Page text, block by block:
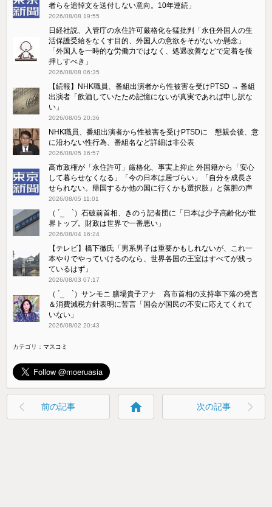
者らを追悼文を送付しない意向。10年連続」
2026/08/08 19:55
日経社説、入管庁の永住許可厳格化を猛批判「永住外国人の生
活保護受給をなくす目的、外国人の意欲をそがないか懸念」
「外国人を一時的な労働力ではなく、処遇改善などで定着を後
押しすべき」
2026/08/08 06:35
【続報】NHK職員、番組出演者から性被害を受けPTSD → 番組
出演者「飲酒していたため記憶にないが真実であれば申し訳な
い」
2026/08/05 20:36
NHK職員、番組出演者から性被害を受けPTSDに 懇親会後、意
に沿わない性行為、番組名など詳細は非公表
2026/08/05 16:57
高市政権が「永住許可」厳格化、事実上抑止 外国籍から「安心
して暮らせなくなる」「今の日本は居づらい」「自分を成長さ
せられない。帰国するか他の国に行くかも選択肢」と落胆の声
2026/08/05 11:01
（ ´_ゝ`）石破前首相、きのう記者団に「日本は少子高齢化が世
界トップ。財政は世界で一番悪い」
2026/08/04 16:24
【テレビ】橋下徹氏「男系男子は重要かもしれないが、これ一
本やりでやっていけるのなら、世界各国の王室はすべてが残っ
ているはず」
2026/08/03 07:17
（ ´_ゝ`）サンモニ 膳場貴子アナ 高市首相の支持率下落の発言
＆消費減税方針表明に苦言「国会が国民の不安に応えてくれて
いない」
2026/08/02 20:43
カテゴリ：マスコミ
前の記事 home 次の記事